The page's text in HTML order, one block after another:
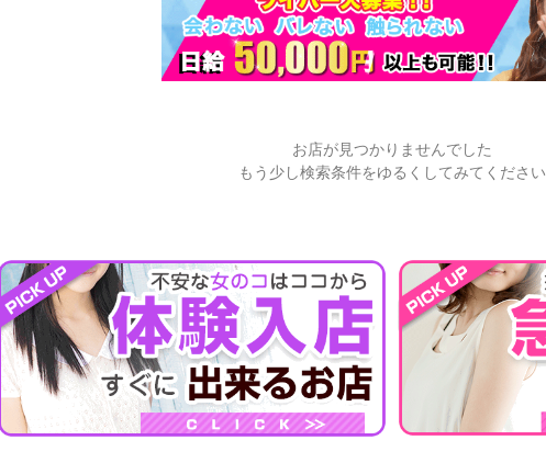
お店が見つかりませんでした
もう少し検索条件をゆるくしてみてください